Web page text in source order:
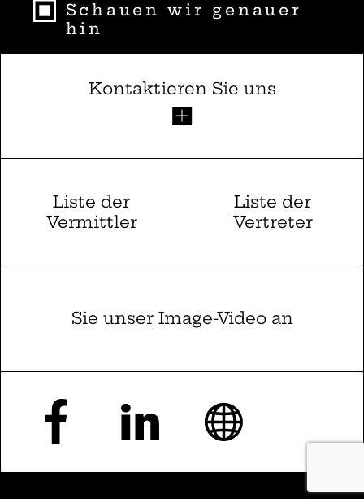
Schauen wir genauer
hin
Kontaktieren Sie uns
Liste der
Vermittler
Liste der
Vertreter
Sie unser Image-Video an